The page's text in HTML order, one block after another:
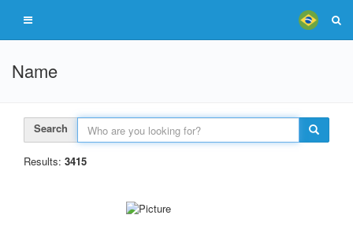
Name
Search
Results: 3415